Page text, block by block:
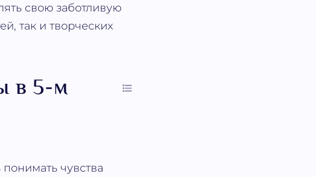
свою заботливую
так и творческих
в 5-м
чувства